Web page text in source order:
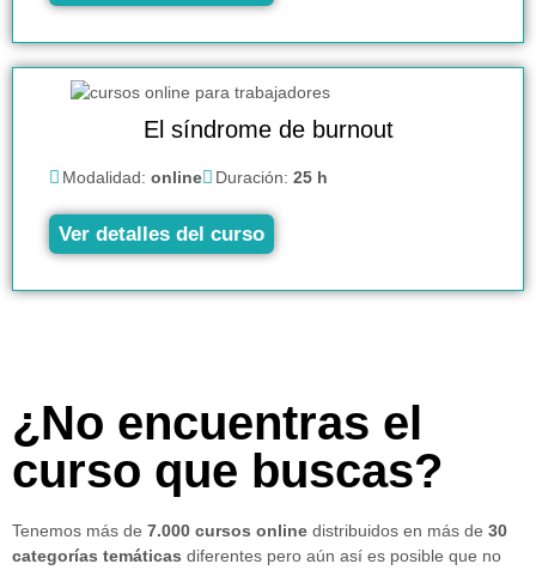
El síndrome de burnout
Modalidad: online Duración: 25 h
Ver detalles del curso
¿No encuentras el
curso que buscas?
Tenemos más de 7.000 cursos online distribuidos en más de 30
categorías temáticas diferentes pero aún así es posible que no